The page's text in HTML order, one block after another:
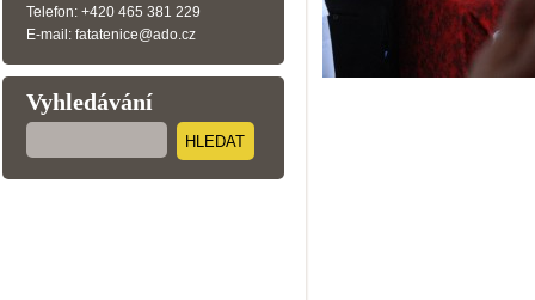
Telefon: +420 465 381 229
E-mail: fatatenice@ado.cz
Vyhledávání
HLEDAT